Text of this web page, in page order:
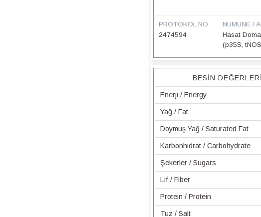
PROTOKOL NO:
2474594
NUMUNE /
Hasat
(p35S,
BESIN
Enerji / Energy
Yağ / Fat
Doymuş Yağ / Saturated Fat
Karbonhidrat / Carbohydrate
Şekerler / Sugars
Lif / Fiber
Protein / Protein
Tuz / Salt